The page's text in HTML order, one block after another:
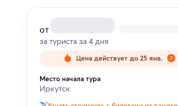
от
за туриста за 4 дня
Цена действует до 25 янв.
Место начала тура
Иркутск